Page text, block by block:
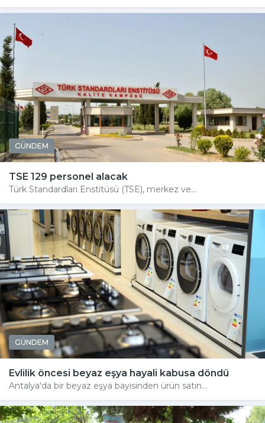
GÜNDEM
TSE 129 personel alacak
Türk Standardları Enstitüsü (TSE), merkez ve...
GÜNDEM
Evlilik öncesi beyaz eşya hayali kabusa döndü
Antalya'da bir beyaz eşya bayisinden ürün satın...